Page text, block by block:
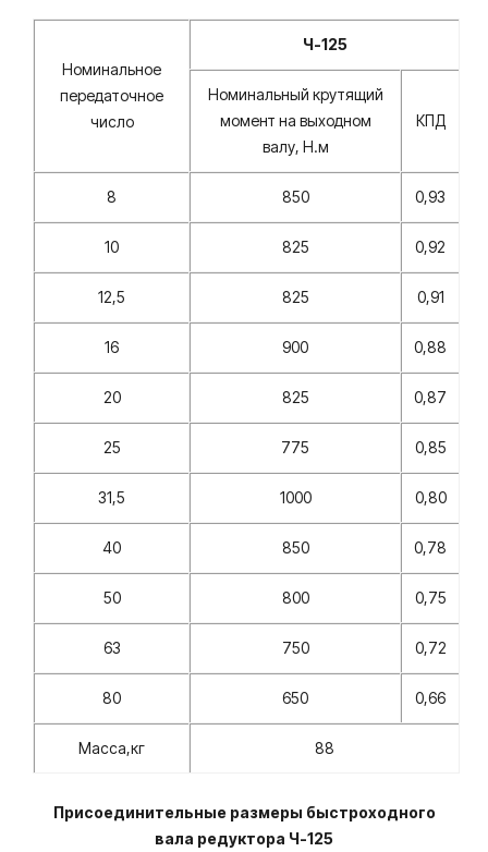
Номинальное
передаточное
число
Ч-125
Номинальный крутящий
момент на выходном
валу, Н.м
КПД
8 850 0,93
10 825 0,92
12,5 825 0,91
16 900 0,88
20 825 0,87
25 775 0,85
31,5 1000 0,80
40 850 0,78
50 800 0,75
63 750 0,72
80 650 0,66
Масса,кг 88
Присоединительные размеры быстроходного
вала редуктора Ч-125